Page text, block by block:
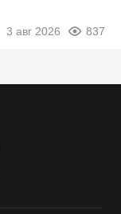
3 авг 2026 837